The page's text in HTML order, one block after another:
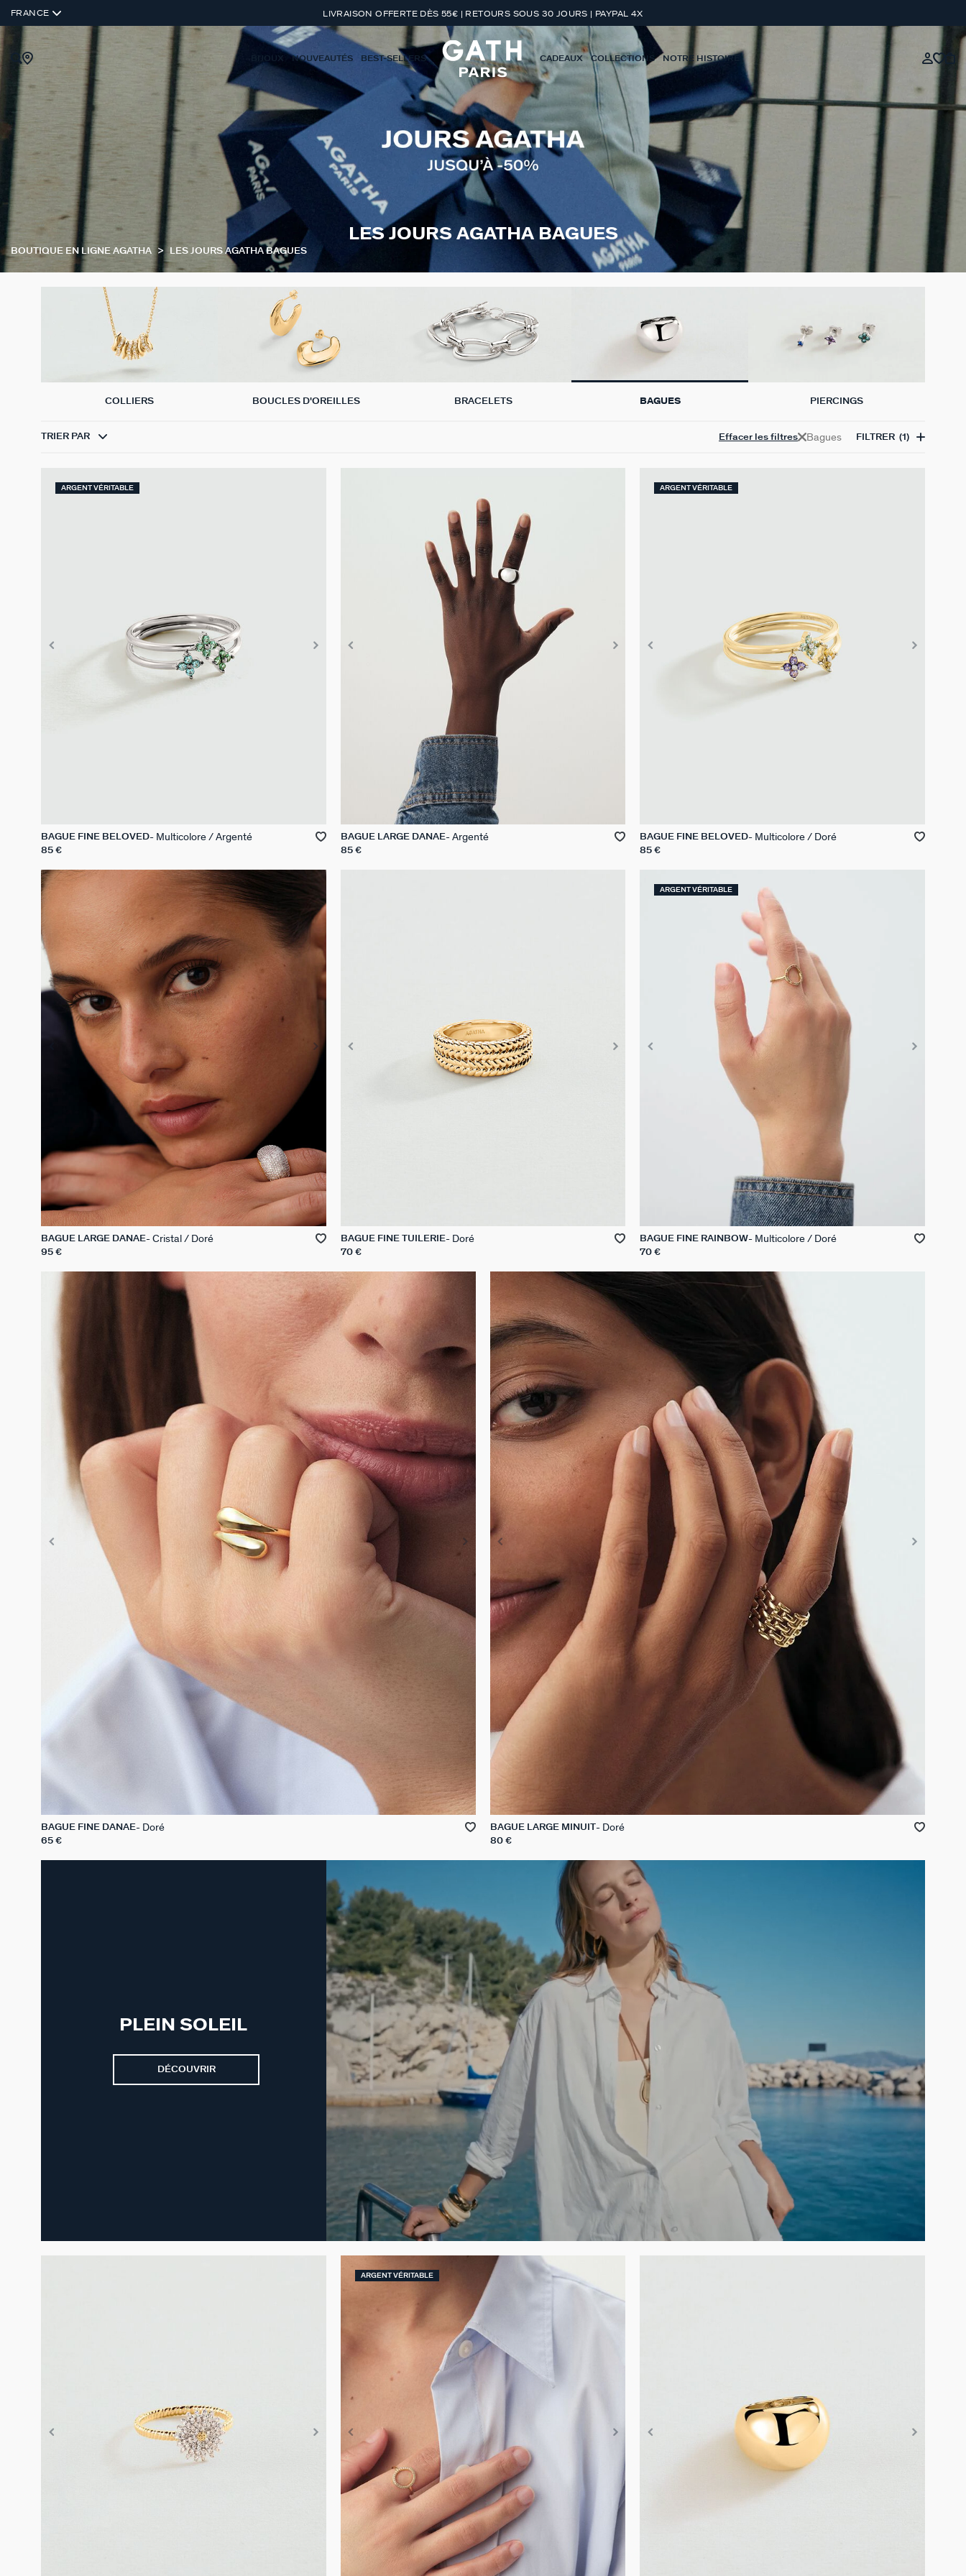
FRANCE LIVRAISON OFFERTE DÈS 55€ | RETOURS SOUS 30 JOURS | PAYPAL 4X
BIJOUX NOUVEAUTÉS BEST-SELLERS CADEAUX COLLECTIONS NOTRE HISTOIRE
LES JOURS AGATHA BAGUES
COLLIERS BOUCLES D'OREILLES BRACELETS BAGUES PIERCINGS
BOUTIQUE EN LIGNE AGATHA LES JOURS AGATHA BAGUES
TRIER PAR Bagues
Effacer les filtres FILTRER (1)
ARGENT VÉRITABLE
BAGUE FINE BELOVED Multicolore / Argenté
85 €
BAGUE LARGE DANAE Argenté
85 €
ARGENT VÉRITABLE
BAGUE FINE BELOVED Multicolore / Doré
85 €
BAGUE LARGE DANAE Cristal / Doré
95 €
BAGUE FINE TUILERIE Doré
70 €
ARGENT VÉRITABLE
BAGUE FINE RAINBOW Multicolore / Doré
70 €
BAGUE FINE DANAE Doré
65 €
BAGUE LARGE MINUIT Doré
80 €
PLEIN SOLEIL
DÉCOUVRIR
ARGENT VÉRITABLE